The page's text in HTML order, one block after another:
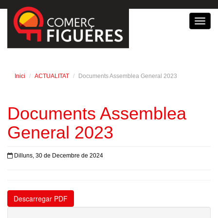
Inici ACTUALITAT Documents Assemblea General 2023
Documents Assemblea
General 2023
Dilluns, 30 de Decembre de 2024
Descarregar PDF